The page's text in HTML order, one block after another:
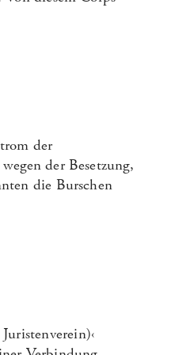
der
der Besetzung,
die Burschen